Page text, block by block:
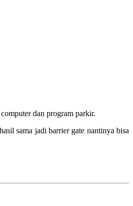
dan program parkir.
sama jadi barrier gate nantinya bisa